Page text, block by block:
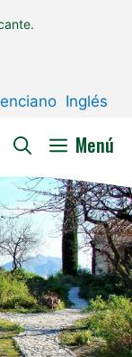
Inglés
Menú